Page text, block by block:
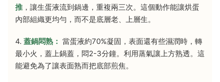
推 ，讓生蛋液流到鍋邊，重複兩三次。這個動作能讓烘蛋
內部組織更均勻，而不是底層老、上層生。
4. 蓋鍋悶熟： 當蛋液約70%凝固，表面還有些濕潤時，轉
最小火，蓋上鍋蓋，悶2-3分鐘。利用蒸氣讓上方熟透。這
能避免為了讓表面熟而把底部煎焦。